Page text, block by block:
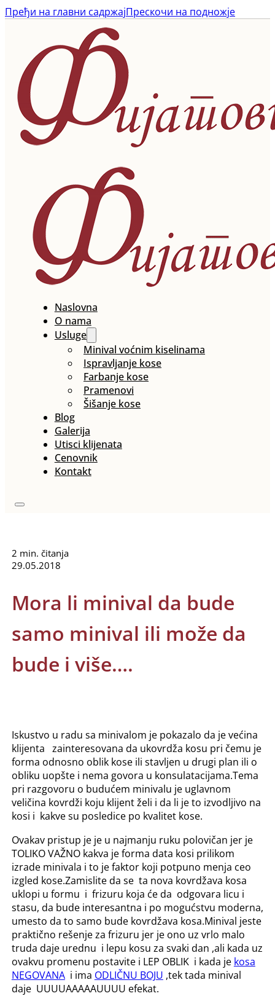
Пређи на главни садржајПрескочи на подножје
Naslovna
O nama
Usluge
Minival voćnim kiselinama
Ispravljanje kose
Farbanje kose
Pramenovi
Šišanje kose
Blog
Galerija
Utisci klijenata
Cenovnik
Kontakt
2 min. čitanja
29.05.2018
Mora li minival da bude
samo minival ili može da
bude i više….
Iskustvo u radu sa minivalom je pokazalo da je većina
klijenta zainteresovana da ukovrdža kosu pri čemu je
forma odnosno oblik kose ili stavljen u drugi plan ili o
obliku uopšte i nema govora u konsulatacijama.Tema
pri razgovoru o budućem minivalu je uglavnom
veličina kovrdži koju klijent želi i da li je to izvodljivo na
kosi i kakve su posledice po kvalitet kose.
Ovakav pristup je je u najmanju ruku polovičan jer je
TOLIKO VAŽNO kakva je forma data kosi prilikom
izrade minivala i to je faktor koji potpuno menja ceo
izgled kose.Zamislite da se ta nova kovrdžava kosa
uklopi u formu i frizuru koja će da odgovara licu i
stasu, da bude interesantna i po mogućstvu moderna,
umesto da to samo bude kovrdžava kosa.Minival jeste
praktično rešenje za frizuru jer je ono uz vrlo malo
truda daje urednu i lepu kosu za svaki dan ,ali kada uz
ovakvu promenu postavite i LEP OBLIK i kada je kosa
NEGOVANAi ima ODLIČNU BOJU ,tek tada minival
daje UUUUAAAAAUUUU efekat.